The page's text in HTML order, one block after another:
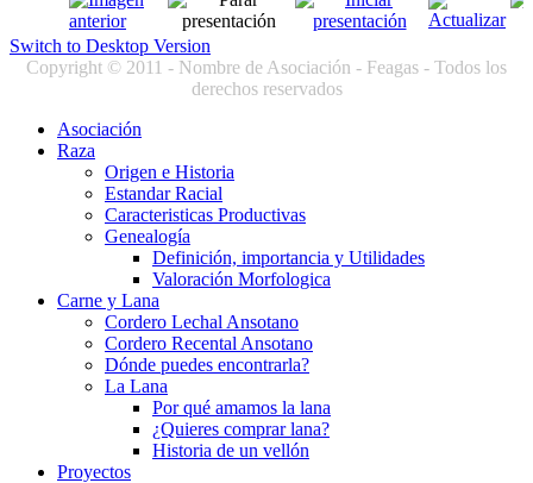
Switch to Desktop Version
Copyright © 2011 - Nombre de Asociación - Feagas - Todos los
derechos reservados
Asociación
Raza
Origen e Historia
Estandar Racial
Caracteristicas Productivas
Genealogía
Definición, importancia y Utilidades
Valoración Morfologica
Carne y Lana
Cordero Lechal Ansotano
Cordero Recental Ansotano
Dónde puedes encontrarla?
La Lana
Por qué amamos la lana
¿Quieres comprar lana?
Historia de un vellón
Proyectos